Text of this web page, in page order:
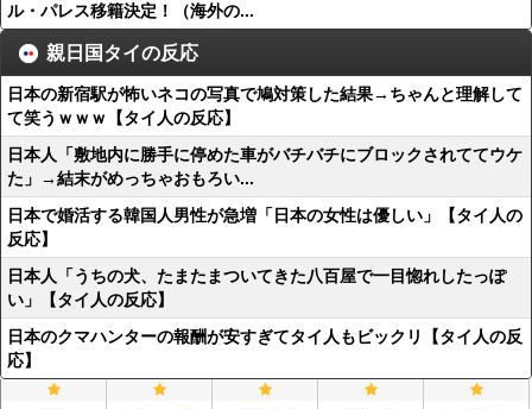
ル・パレス移籍決定！（海外の...
親日国タイの反応
日本の新宿駅が怖いネコの写真で鳩対策した結果→ちゃんと理解して
て笑うｗｗｗ【タイ人の反応】
日本人「敷地内に勝手に停めた車がバチバチにブロックされててウケ
た」→結末がめっちゃおもろい...
日本で婚活する韓国人男性が急増「日本の女性は優しい」【タイ人の
反応】
日本人「うちの犬、たまたまついてきた八百屋で一目惚れしたっぽ
い」【タイ人の反応】
日本のクマハンターの報酬が安すぎてタイ人もビックリ【タイ人の反
応】